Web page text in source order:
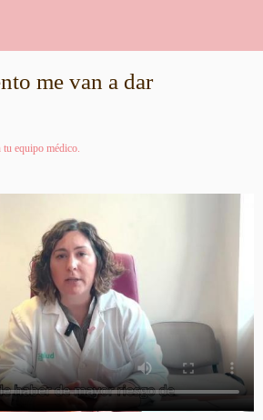
me van a dar
equipo médico.